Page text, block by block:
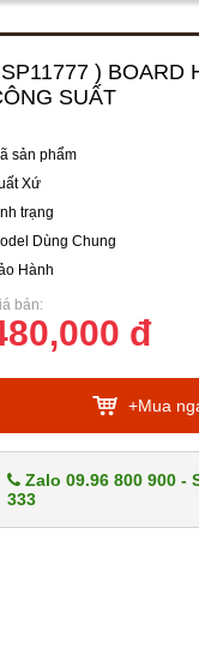
) BOARD
SUẤT
sản phẩm
Xứ
trạng
Dùng Chung
Hành
bán:
đ
+Mua
Zalo 09.96 800 900 -
333